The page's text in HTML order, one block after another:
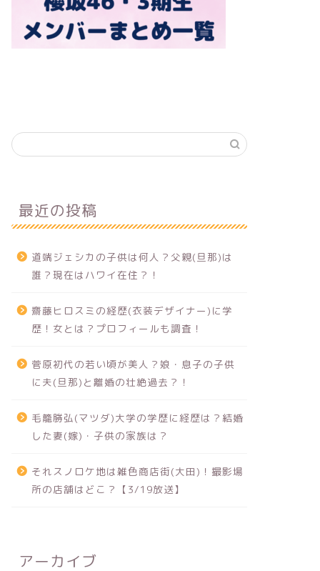
最近の投稿
道端ジェシカの子供は何人？父親(旦那)は
誰？現在はハワイ在住？！
齋藤ヒロスミの経歴(衣装デザイナー)に学
歴！女とは？プロフィールも調査！
菅原初代の若い頃が美人？娘・息子の子供
に夫(旦那)と離婚の壮絶過去？！
毛籠勝弘(マツダ)大学の学歴に経歴は？結婚
した妻(嫁)・子供の家族は？
それスノロケ地は雑色商店街(大田)！撮影場
所の店舗はどこ？【3/19放送】
アーカイブ